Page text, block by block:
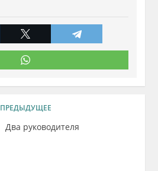
ПРЕДЫДУЩЕЕ
Два руководителя